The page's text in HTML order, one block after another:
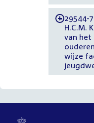
-29544-
H.C.M.
van het
wijze